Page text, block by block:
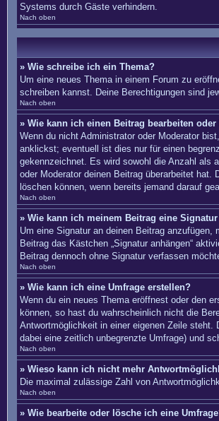
Systems durch Gäste verhindern.
Nach oben
» Wie schreibe ich ein Thema?
Um eine neues Thema in einem Forum zu
schreiben kannst. Deine Berechtigungen sind
Nach oben
» Wie kann ich einen Beitrag bearbeiten
Wenn du nicht Administrator oder Moderator
anklickst; eventuell ist dies nur für einen
gekennzeichnet. Es wird sowohl die Anzahl als
oder Moderator deinen Beitrag überarbeitet
löschen können, wenn bereits jemand darauf
Nach oben
» Wie kann ich meinem Beitrag eine
Um eine Signatur an deinen Beitrag
Beitrag das Kästchen „Signatur anhängen“
Beitrag dennoch ohne Signatur verfassen
Nach oben
» Wie kann ich eine Umfrage erstellen?
Wenn du ein neues Thema eröffnest oder den
können, so hast du wahrscheinlich nicht die
Antwortmöglichkeit in einer eigenen Zeile steht.
dabei eine zeitlich unbegrenzte Umfrage) und
Nach oben
» Wieso kann ich nicht mehr
Die maximal zulässige Zahl von
Nach oben
» Wie bearbeite oder lösche ich eine